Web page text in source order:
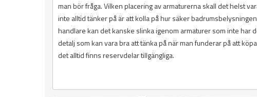
man bör fråga. Vilken placering av armaturerna skall det helst
inte alltid tänker på är att kolla på hur säker
handlare kan det kanske slinka igenom armaturer som inte har
detalj som kan vara bra att tänka på när man funderar på att
det alltid finns reservdelar tillgängliga.